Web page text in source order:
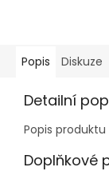
Popis Diskuze
Detailní
Popis
Doplňkové